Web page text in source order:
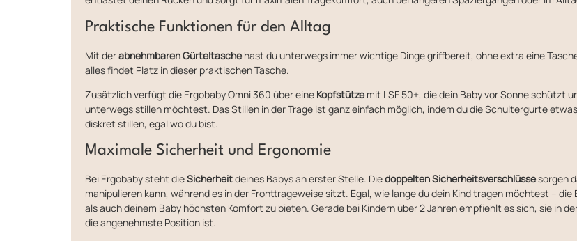
Praktische Funktionen für den Alltag
Mit derabnehmbaren Gürteltasche hast du unterwegs immer wichtige Dinge griffbereit, ohne extra eine
alles findet Platz in dieser praktischen Tasche.
Zusätzlich verfügt die Ergobaby Omni 360 über eine Kopfstütze mit LSF 50+, die dein Baby vor Sonne schützt
unterwegs stillen möchtest. Das Stillen in der Trage ist ganz einfach möglich, indem du die Schultergurte
diskret stillen, egal wo du bist.
Maximale Sicherheit und Ergonomie
Bei Ergobaby steht dieSicherheitdeines Babys an erster Stelle. Diedoppelten Sicherheitsverschlüssesorgen
manipulieren kann, während es in der Fronttrageweise sitzt. Egal, wie lange du dein Kind tragen möchtest –
als auch deinem Baby höchsten Komfort zu bieten. Gerade bei Kindern über 2 Jahren empfiehlt es sich, sie in
die angenehmste Position ist.